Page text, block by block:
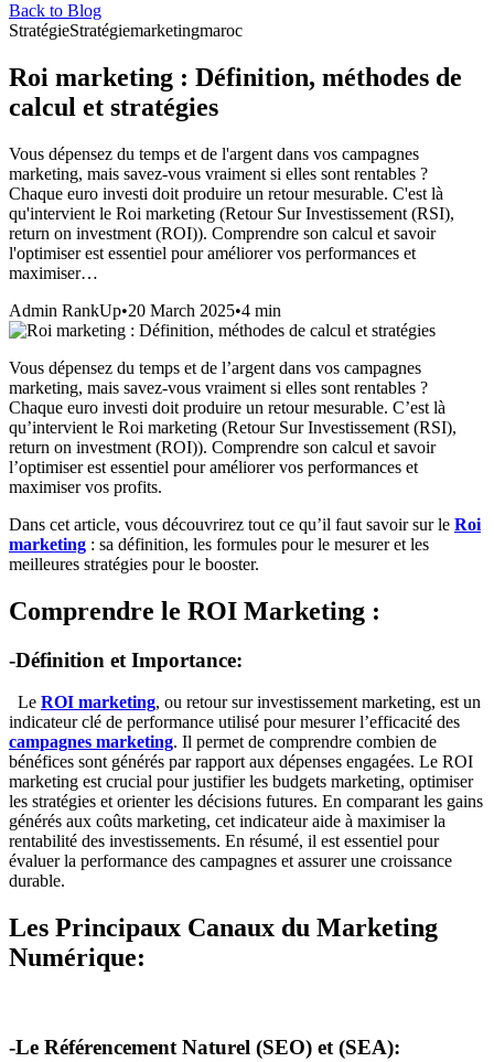
Back to Blog
StratégieStratégiemarketingmaroc
Roi marketing : Définition, méthodes de
calcul et stratégies
Vous dépensez du temps et de l'argent dans vos campagnes
marketing, mais savez-vous vraiment si elles sont rentables ?
Chaque euro investi doit produire un retour mesurable. C'est là
qu'intervient le Roi marketing (Retour Sur Investissement (RSI),
return on investment (ROI)). Comprendre son calcul et savoir
l'optimiser est essentiel pour améliorer vos performances et
maximiser…
Admin RankUp•20 March 2025•4 min
Vous dépensez du temps et de l’argent dans vos campagnes
marketing, mais savez-vous vraiment si elles sont rentables ?
Chaque euro investi doit produire un retour mesurable. C’est là
qu’intervient le Roi marketing (Retour Sur Investissement (RSI),
return on investment (ROI)). Comprendre son calcul et savoir
l’optimiser est essentiel pour améliorer vos performances et
maximiser vos profits.
Dans cet article, vous découvrirez tout ce qu’il faut savoir sur le Roi
marketing : sa définition, les formules pour le mesurer et les
meilleures stratégies pour le booster.
Comprendre le ROI Marketing :
-Définition et Importance:
Le ROI marketing, ou retour sur investissement marketing, est un
indicateur clé de performance utilisé pour mesurer l’efficacité des
campagnes marketing. Il permet de comprendre combien de
bénéfices sont générés par rapport aux dépenses engagées. Le ROI
marketing est crucial pour justifier les budgets marketing, optimiser
les stratégies et orienter les décisions futures. En comparant les gains
générés aux coûts marketing, cet indicateur aide à maximiser la
rentabilité des investissements. En résumé, il est essentiel pour
évaluer la performance des campagnes et assurer une croissance
durable.
Les Principaux Canaux du Marketing
Numérique:
-Le Référencement Naturel (SEO) et (SEA):